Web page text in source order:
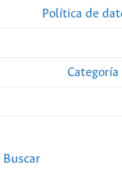
Política de
Buscar